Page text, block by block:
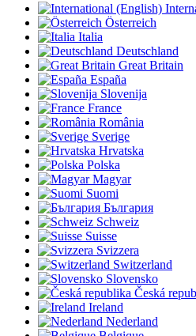
Österreich
Italia
Deutschland
Great Britain
España
Slovenija
France
România
Sverige
Hrvatska
Polska
Magyar
Suomi
България
Schweiz
Suisse
Svizzera
Switzerland
Slovensko
Česká
Ireland
Nederland